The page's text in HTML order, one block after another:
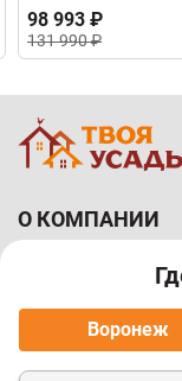
Воронеж
98 993 ₽
131 990 ₽
О КОМПАНИИ
ПОКУПАТЕЛЯМ
МЫ